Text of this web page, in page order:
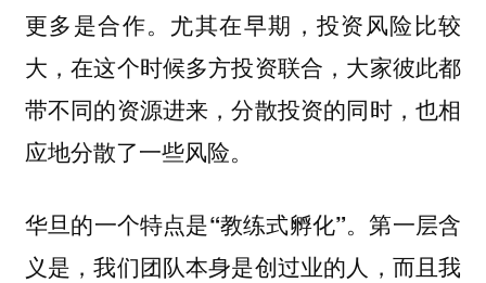
更多是合作。尤其在早期，投资风险比较
大，在这个时候多方投资联合，大家彼此都
带不同的资源进来，分散投资的同时，也相
应地分散了一些风险。
华旦的一个特点是“教练式孵化”。第一层含
义是，我们团队本身是创过业的人，而且我